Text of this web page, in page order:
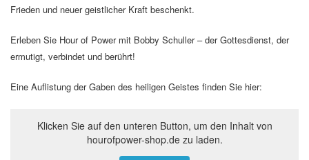
Frieden und neuer geistlicher Kraft beschenkt.
Erleben Sie Hour of Power mit Bobby Schuller – der Gottesdienst, der
ermutigt, verbindet und berührt!
Eine Auflistung der Gaben des heiligen Geistes finden Sie hier:
Klicken Sie auf den unteren Button, um den Inhalt von
hourofpower-shop.de zu laden.